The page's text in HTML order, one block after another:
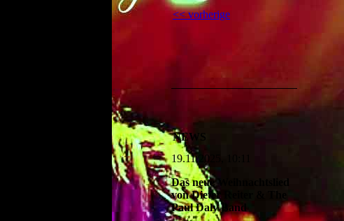
<< vorherige
NEWS
19.11.2025, 10:11
Das neue Weihnachtslied
von Dieter Reiter & The
Paul Daly Band